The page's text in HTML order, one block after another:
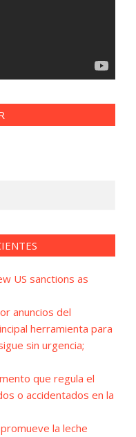
US sanctions as
anuncios del
herramienta para
sin urgencia;
que regula el
o accidentados en la
la leche